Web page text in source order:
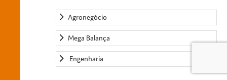
Agronegócio
Mega Balança
Engenharia